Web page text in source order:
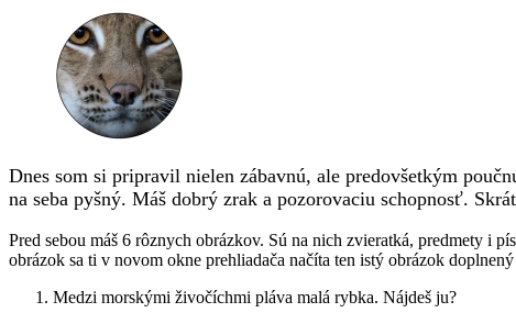
Dnes som si pripravil nielen zábavnú, ale predovšetkým
na seba pyšný. Máš dobrý zrak a pozorovaciu schopnosť.
Pred sebou máš 6 rôznych obrázkov. Sú na nich zvieratká, predmety i
obrázok sa ti v novom okne prehliadača načíta ten istý obrázok
Medzi morskými živočíchmi pláva malá rybka. Nájdeš ju?